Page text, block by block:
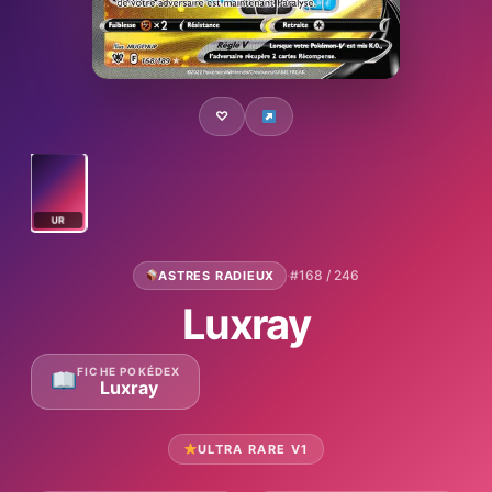
♡
UR
ASTRES RADIEUX ·#168 / 246
Luxray
FICHE POKÉDEX
Luxray
ULTRA RARE V1